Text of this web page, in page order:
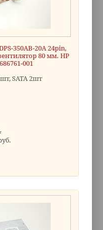
350AB-20A 24pin,
80 мм. HP
001
SATA 2шт